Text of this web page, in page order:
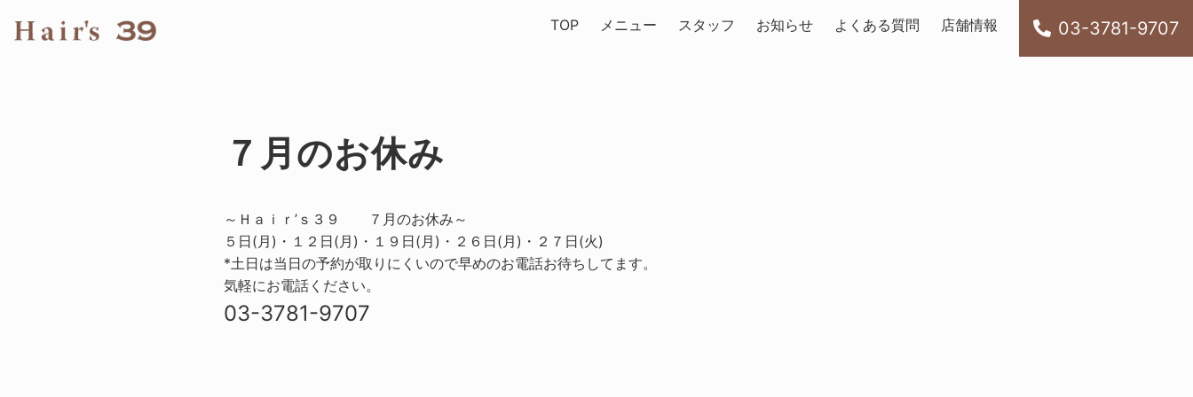
TOP メニュー スタッフ お知らせ よくある質問 店舗情報 03-3781-9707
７月のお休み
～Ｈａｉｒ’ｓ３９ ７月のお休み～
５日(月)・１２日(月)・１９日(月)・２６日(月)・２７日(火)
*土日は当日の予約が取りにくいので早めのお電話お待ちしてます。
気軽にお電話ください。
03-3781-9707